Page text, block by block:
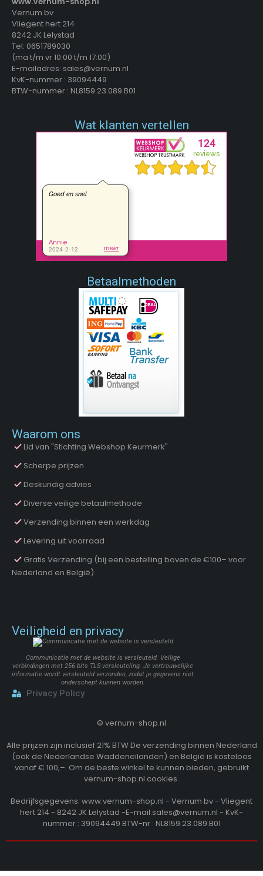
Vernum bv
Vliegent hert 214
8242 JK Lelystad
Tel: 0651789030
(ma t/m vr 10:00 t/m 17:00)
E-mailadres: sales@vernum.nl
KvK-nummer : 39094449
BTW-nummer : NL8159.23.089.B01
Wat klanten vertellen
Betaalmethoden
Waarom ons
Lid van "Stichting Webshop Keurmerk"
Scherpe prijzen
Deskundig advies
Diverse veilige betaalmethode
Verzending binnen een werkdag
Levering uit voorraad
Gratis Verzending (bij een bestelling boven de €100– voor
Nederland en België)
Veiligheid en privacy
Communicatie met de website is versleuteld. Veilige
verbindingen met 256 bits TLS-versleuteling. Je vertrouwelijke
informatie wordt versleuteld verzonden, zodat je gegevens niet
onderschept kunnen worden.
Privacy Policy
© vernum-shop.nl
Alle prijzen zijn inclusief 21% BTW De verzending binnen Nederland
(ook de Nederlandse Waddeneilanden) en België is kosteloos
vanaf € 100,–. Om de beste winkel te kunnen bieden, gebruikt
vernum-shop.nl cookies.
Bedrijfsgegevens: www.vernum-shop.nl - Vernum bv - Vliegent
hert 214 - 8242 JK Lelystad -E-mail:sales@vernum.nl - KvK-
nummer : 39094449 BTW-nr : NL8159.23.089.B01